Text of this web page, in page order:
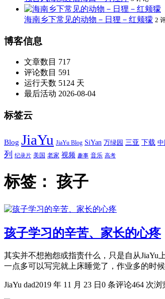
海南乡下常见的动物－日狸－红颊獴 2
博客信息
文章数目 717
评论数目 591
运行天数 5124 天
最后活动 2026-08-04
标签云
Blog JiaYu JiaYu Blog SiYan 万绿园 三亚 下载 中
列
纪录片 美国 老家 视频 趣事 音乐 高考
标签： 孩子
孩子学习的辛苦、家长的心疼
其实并不想抱怨或指责什么，只是自从
一点多可以写完就上床睡觉了，作业多的时
JiaYu dad2019 年 11 月 23 日 0 条评论464 次浏